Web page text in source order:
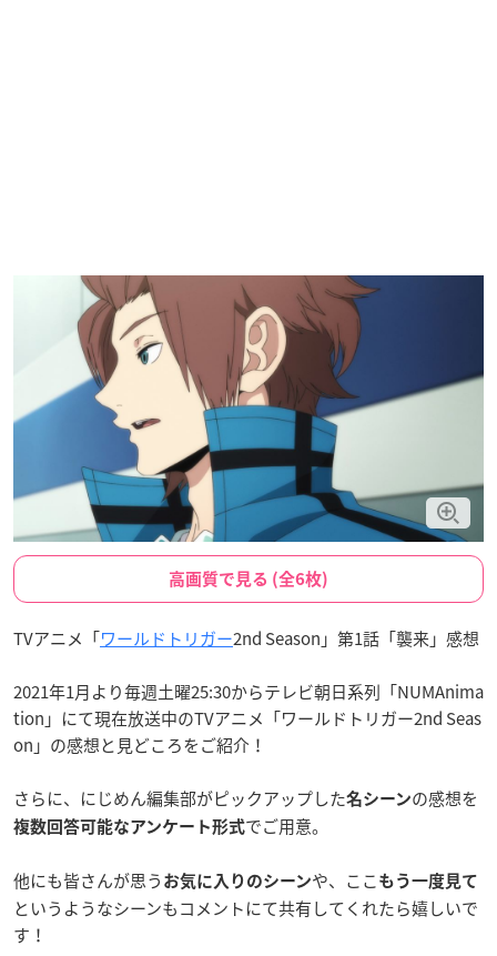
高画質で見る (全6枚)
TVアニメ「ワールドトリガー2nd Season」第1話「襲来」感想
2021年1月より毎週土曜25:30からテレビ朝日系列「NUMAnima
tion」にて現在放送中のTVアニメ「ワールドトリガー2nd Seas
on」の感想と見どころをご紹介！
さらに、にじめん編集部がピックアップした名シーンの感想を
複数回答可能なアンケート形式でご用意。
他にも皆さんが思う お気に入りのシーンや、ここ もう一度見て
というようなシーンもコメントにて共有してくれたら嬉しいで
す！